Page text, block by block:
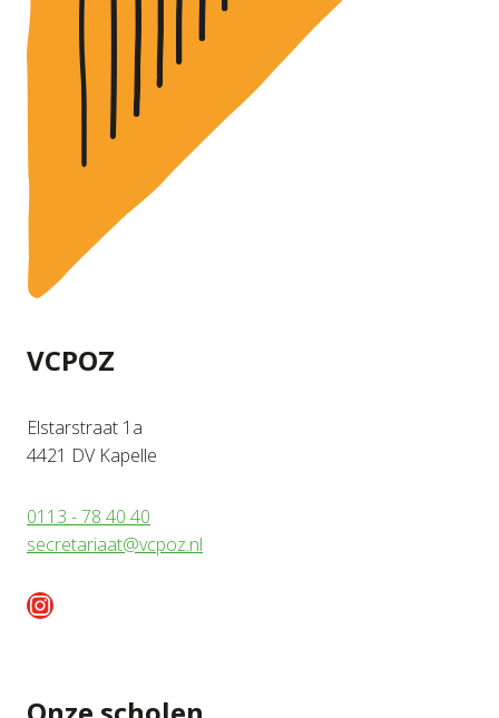
VCPOZ
Elstarstraat 1a
4421 DV Kapelle
0113 - 78 40 40
secretariaat@vcpoz.nl
Instagram